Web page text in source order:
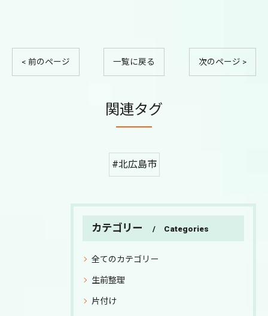
< 前のページ 一覧に戻る 次のページ >
関連タグ
#北広島市
カテゴリー Categories
全てのカテゴリー
生前整理
片付け